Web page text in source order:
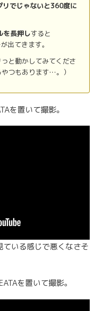
リでじゃないと360度に
を長押しすると
出てきます。
と動かしてみてくださ
つもあります…。）
を置いて撮影。
いる感じで悪くなさそ
を置いて撮影。